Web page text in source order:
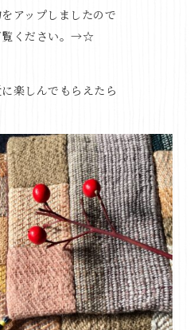
アップしましたので
覧ください。→☆
楽しんでもらえたら